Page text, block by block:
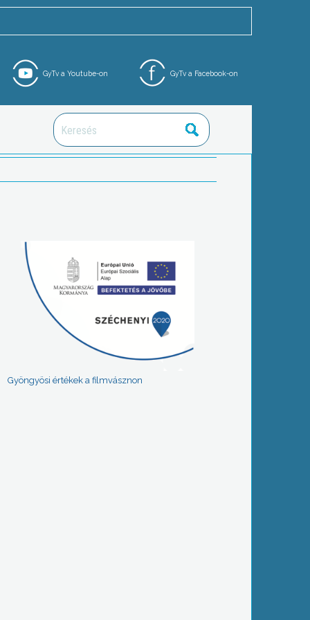
GyTv a Facebook-on
GyTv a Youtube-on
Gyöngyösi értékek a filmvásznon